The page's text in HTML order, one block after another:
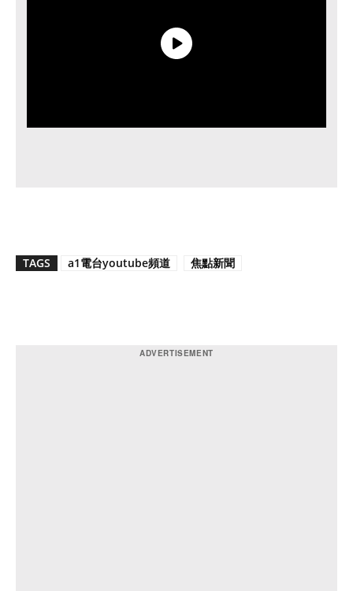
TAGS a1電台youtube頻道 焦點新聞